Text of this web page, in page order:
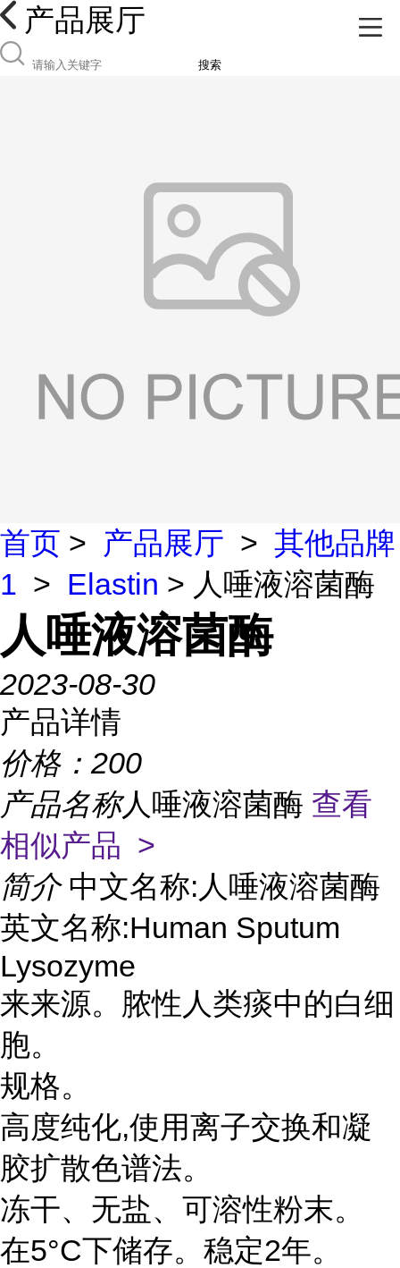
产品展厅
搜索
首页 > 产品展厅 > 其他品牌
1 > Elastin > 人唾液溶菌酶
人唾液溶菌酶
2023-08-30
产品详情
价格： 200
产品名称人唾液溶菌酶 查看
相似产品 >
简介 中文名称:人唾液溶菌酶
英文名称:Human Sputum
Lysozyme
来来源。脓性人类痰中的白细
胞。
规格。
高度纯化,使用离子交换和凝
胶扩散色谱法。
冻干、无盐、可溶性粉末。
在5°C下储存。稳定2年。